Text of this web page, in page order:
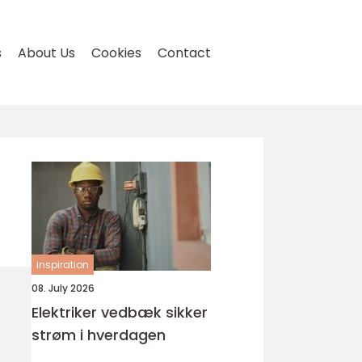
About Us Cookies Contact
inspiration
08. July 2026
Elektriker vedbæk sikker
strøm i hverdagen